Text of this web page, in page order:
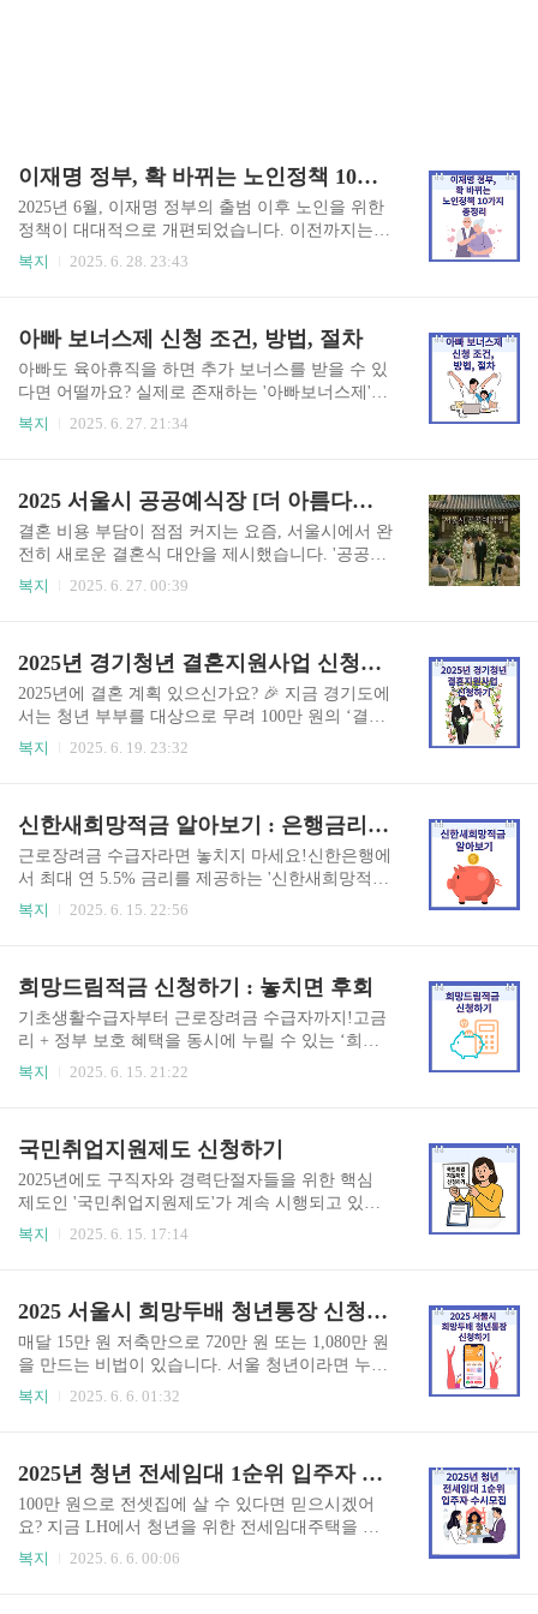
이재명 정부, 확 바뀌는 노인정책 10가지 총정리
2025년 6월, 이재명 정부의 출범 이후 노인을 위한
정책이 대대적으로 개편되었습니다. 이전까지는
몰라서 못 받던 혜택도 많았지만, 이제는 제도가 간
야 할 필수 정보입니다. 영상으로 자세히 보기👆 1.
기초연금 부부 감액제도 폐지이전엔 부부가 함께
기초연금을 수령하면 금액이 줄어들었지만, 이제
는 부부가 함께 받아도 전액 지급됩니다. 연금 소득
에 큰 변화가 생긴 셈이죠. 2. 일하면 줄던 연금, 이
됩니다. 소득 활동을 원하는 어르신들에게 큰 혜택
입니다. 3. 요양병..
복지 2025. 6. 28. 23:43
아빠 보너스제 신청 조건, 방법, 절차
아빠도 육아휴직을 하면 추가 보너스를 받을 수 있
다면 어떨까요? 실제로 존재하는 '아빠보너스제'는
많은 가정에서 활용하지 못하고 있습니다.단 3개월
보너스제란 무엇인가요? 아빠보너스제는 자녀 양
육을 위해 부모가 순차적으로 육아휴직을 사용할
경우, 두 번째 사용자인 '아빠'에게 육아휴직 급여
를 상향 지원해주는 제도입니다.특히, 첫 3개월은
통상임금의 100%를 지원하며 상한선은 월 250만원
요약 아래 3가지 조건을 모두 충족해야 합니다. 조
건내용① 순차적 육아..
복지 2025. 6. 27. 21:34
2025 서울시 공공예식장 [더 아름다운 결혼식] 신청하기
결혼 비용 부담이 점점 커지는 요즘, 서울시에서 완
전히 새로운 결혼식 대안을 제시했습니다. '공공예
식장'을 활용하면 예식장을 무료로 대관받고, 최대
어떻게 신청하고 어떤 조건이 필요한지 지금 바로
확인하세요! 늦기 전에 기회를 잡아야 하는 이유,
지금 알려드립니다. 더 아름다운 결혼식 확인하기
👆 서울시 공공예식장이란? 서울시가 운영하는 공
공예식장은 공원, 한옥 등 특색 있는 공공장소에서
려금을 지원해 줍니다. 공공성과 경제성 모두를 갖
춘 새로운 결혼문화..
복지 2025. 6. 27. 00:39
2025년 경기청년 결혼지원사업 신청하기
2025년에 결혼 계획 있으신가요? 🎉 지금 경기도에
서는 청년 부부를 대상으로 무려 100만 원의 ‘결혼
지원금’을 현금으로 지급합니다! 경제적 부담이 큰
경기도에 거주하는 청년부부를 대상으로 최대 100
만 원의 현금을 지원하는 정책입니다. 결혼 준비에
따른 초기 비용을 지원함으로써 청년 가구의 결혼
장려와 출발 지원이라는 두 마리 토끼를 잡겠다는
취지입니다.지원 대상 조건은 어떻게 되나요? 지원
일 이후 혼인신고자연령1985~2006년 출생자 (19~3
9세..
복지 2025. 6. 19. 23:32
신한새희망적금 알아보기 : 은행금리 최고 5.5%
근로장려금 수급자라면 놓치지 마세요!신한은행에
서 최대 연 5.5% 금리를 제공하는 '신한새희망적
금'을 운영 중입니다.인터넷 가입은 불가하고 은행
희망적금이란? ‘신한새희망적금’은 신한은행이 운
영하는 3년 만기 고금리 적금 상품으로,근로장려금
수급자 및 저소득층을 위해 설계된 특화 상품입니
다.가입은 신한은행 영업점 방문을 통해서만 가능
하며, 비대면 개설은 지원하지 않습니다.상품 조건
모가정, 소년소녀가장 등 사회적 배려 대상자📄 필
요서류- 근로장려금 결..
복지 2025. 6. 15. 22:56
희망드림적금 신청하기 : 놓치면 후회
기초생활수급자부터 근로장려금 수급자까지!고금
리 + 정부 보호 혜택을 동시에 누릴 수 있는 ‘희망
드림적금’ 지금 신청하셨나요?가입만 해도 연 4%
적금’은 우리은행이 운영하는 고금리 적금 상품으
로, 사회적 배려 계층의 자산 형성을 돕기 위한 정
책금융 상품입니다.특히 기초생활수급자, 차상위
계층, 결혼이민자, 북한이탈 주민 등에게 유리한 조
건을 제공하고 있으며,최대 연 4.0%의 고금리를 제
이상 차상위계층- 소년소녀가장- 결혼이민자- 북한
이탈 주민- ..
복지 2025. 6. 15. 21:22
국민취업지원제도 신청하기
2025년에도 구직자와 경력단절자들을 위한 핵심
제도인 '국민취업지원제도'가 계속 시행되고 있습
니다. 구직 의사는 있지만 생계가 어려운 이들에게
년, 중장년, 경력단절 여성 등 다양한 계층을 대상
으로 하며, 자격 요건만 충족하면 고용센터 또는 온
라인으로 간편하게 신청할 수 있습니다.국민취업
지원제도 신청 바로가기👆✅ 신청 방법 국민취업지
원제도 신청은 고용노동부 워크넷(www.work.go.k
선택하고, 소득 및 재산 정보를 입력한 뒤 필요한
서류를 첨부해 신청..
복지 2025. 6. 15. 17:14
2025 서울시 희망두배 청년통장 신청하기
매달 15만 원 저축만으로 720만 원 또는 1,080만 원
을 만드는 비법이 있습니다. 서울 청년이라면 누구
나 도전 가능한 ‘희망두배 청년통장’, 2025년도 모
고 시민 후원금까지 더해, 청년의 저축액에 동일한
금액을 1:1로 매칭해 주는 자산형성 지원 제도입니
다.매달 15만 원씩 2년 또는 3년간 저축하면 서울시
가 매달 동일 금액을 더해 총 720만 원 또는 1,080
만 원을 만들 수 있습니다.자격 조건을 충족하는 근
복지 2025. 6. 6. 01:32
2025년 청년 전세임대 1순위 입주자 수시모집
100만 원으로 전셋집에 살 수 있다면 믿으시겠어
요? 지금 LH에서 청년을 위한 전세임대주택을 수
시 모집 중입니다. 한정 예산으로 언제 마감될지 모
복지 2025. 6. 6. 00:06